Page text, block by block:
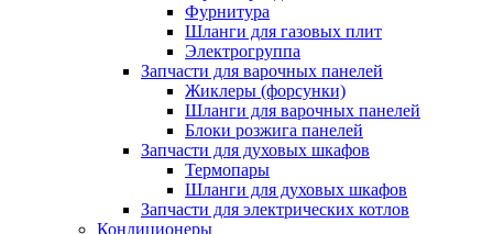
Фурнитура
Шланги для газовых плит
Электрогруппа
Запчасти для варочных панелей
Жиклеры (форсунки)
Шланги для варочных панелей
Блоки розжига панелей
Запчасти для духовых шкафов
Термопары
Шланги для духовых шкафов
Запчасти для электрических котлов
Кондиционеры